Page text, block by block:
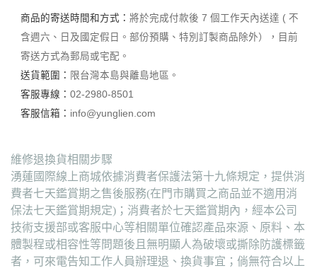
商品的寄送時間和方式： 將於完成付款後 7 個工作天內送達 ( 不
含週六、日及國定假日。部份預購、特別訂製商品除外），目前
寄送方式為郵局或宅配。
送貨範圍： 限台灣本島與離島地區。
客服專線： 02-2980-8501
客服信箱： info@yunglien.com
維修退換貨相關步驟
湧蓮國際線上商城依據消費者保護法第十九條規定，提供消
費者七天鑑賞期之售後服務(在門市購買之商品並不適用消
保法七天鑑賞期規定)；消費者於七天鑑賞期內，經本公司
技術支援部或客服中心等相關單位確認產品來源、原料、本
體製程或相容性等問題後且無明顯人為破壞或撕除防護標籤
者，可來電告知工作人員辦理退、換貨事宜；倘無符合以上